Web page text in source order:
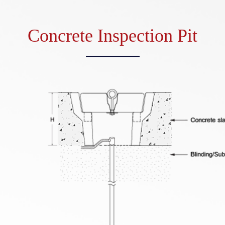
Concrete Inspection Pit